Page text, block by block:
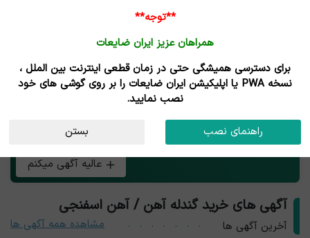
خرید و فروش گندله آهن / آهن اسفنجی
هر چی بار گندله آهن / آهن اسفنجی داری همین الان رایگان
آگهی کن و طعم تجارت آنلاین رو بچش!
عالیه آگهی میکنم
آگهی های خرید گندله آهن / آهن اسفنجی
آخرین آگهی ها مشاهده همه آگهی ها
**توجه**
همراهان عزیز ایران ضایعات
برای دسترسی همیشگی حتی در زمان قطعی اینترنت بین الملل ،
نسخه PWA یا اپلیکیشن ایران ضایعات را بر روی گوشی های خود
نصب نمایید.
راهنمای نصب بستن